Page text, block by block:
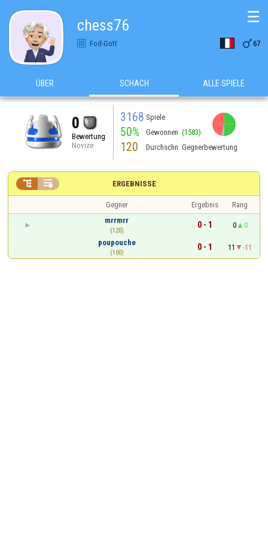
chess76
Fod-Gott 67
☰
ÜBER SCHACH ALLE SPIELE
0
Bewertung
Novize
3168 Spiele
50% Gewonnen (1583)
120 Durchschn. Gegnerbewertung
ERGEBNISSE
 
Gegner Ergebnis
Rang
mrrmrr
(120)
0 - 1 0
0
poupouche
(100)
0 - 1 11 -11